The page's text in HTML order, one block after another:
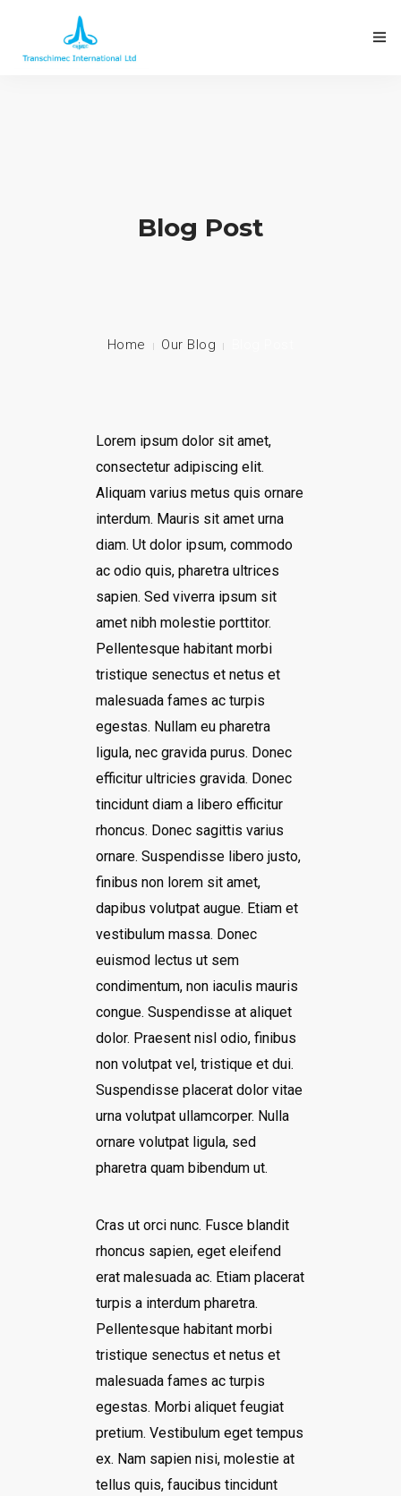
Blog Post
Home Our Blog
Lorem ipsum dolor sit amet,
consectetur adipiscing elit.
Aliquam varius metus quis ornare
interdum. Mauris sit amet urna
diam. Ut dolor ipsum, commodo
ac odio quis, pharetra ultrices
sapien. Sed viverra ipsum sit
amet nibh molestie porttitor.
Pellentesque habitant morbi
tristique senectus et netus et
malesuada fames ac turpis
egestas. Nullam eu pharetra
ligula, nec gravida purus. Donec
efficitur ultricies gravida. Donec
tincidunt diam a libero efficitur
rhoncus. Donec sagittis varius
ornare. Suspendisse libero justo,
finibus non lorem sit amet,
dapibus volutpat augue. Etiam et
vestibulum massa. Donec
euismod lectus ut sem
condimentum, non iaculis mauris
congue. Suspendisse at aliquet
dolor. Praesent nisl odio, finibus
non volutpat vel, tristique et dui.
Suspendisse placerat dolor vitae
urna volutpat ullamcorper. Nulla
ornare volutpat ligula, sed
pharetra quam bibendum ut.
Cras ut orci nunc. Fusce blandit
rhoncus sapien, eget eleifend
erat malesuada ac. Etiam placerat
turpis a interdum pharetra.
Pellentesque habitant morbi
tristique senectus et netus et
malesuada fames ac turpis
egestas. Morbi aliquet feugiat
pretium. Vestibulum eget tempus
ex. Nam sapien nisi, molestie at
tellus quis, faucibus tincidunt